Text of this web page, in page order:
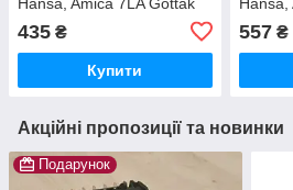
435 ₴
Купити
Ardo
557₴
Акційні пропозиції та новинки
Подарунок